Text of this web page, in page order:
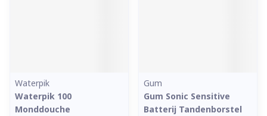
Waterpik
Waterpik 100
Monddouche
Gum
Gum Sonic Sensitive
Batterij Tandenborstel